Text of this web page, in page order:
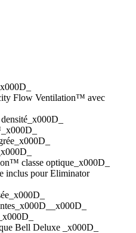
Flow Ventilation™ avec
classe optique_x000D_
inclus pour Eliminator
Bell Deluxe _x000D_